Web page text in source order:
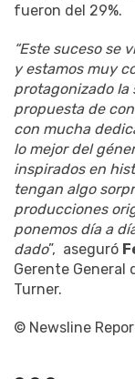
fueron del 29%.
“Este suceso se
y estamos muy
protagonizado Ia
propuesta de
con mucha
lo mejor del
inspirados en
tengan algo
producciones
ponemos día a
dado”, aseguró
Gerente General
Turner.
© Newsline